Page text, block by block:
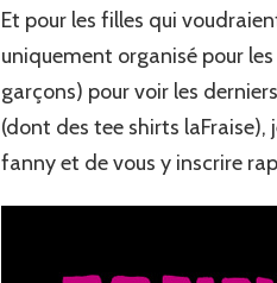
Et pour les filles qui
uniquement organisé pour
garçons) pour voir les
(dont des tee shirts
fanny et de vous y inscrire